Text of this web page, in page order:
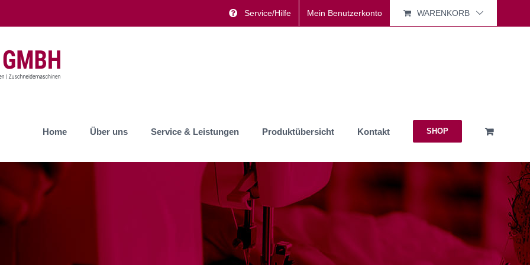
Service/Hilfe Mein Benutzerkonto WARENKORB
Home Über uns Service & Leistungen Produktübersicht Kontakt SHOP